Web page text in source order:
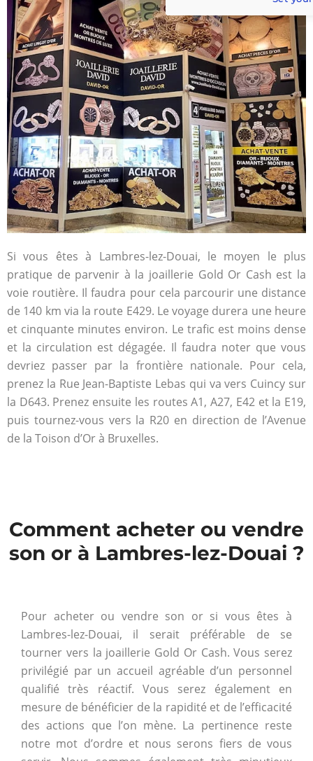
Si vous êtes à Lambres-lez-Douai, le moyen le plus
pratique de parvenir à la joaillerie Gold Or Cash est la
voie routière. Il faudra pour cela parcourir une distance
de 140 km via la route E429. Le voyage durera une heure
et cinquante minutes environ. Le trafic est moins dense
et la circulation est dégagée. Il faudra noter que vous
devriez passer par la frontière nationale. Pour cela,
prenez la Rue Jean-Baptiste Lebas qui va vers Cuincy sur
la D643. Prenez ensuite les routes A1, A27, E42 et la E19,
puis tournez-vous vers la R20 en direction de l’Avenue
de la Toison d’Or à Bruxelles.
Comment acheter ou vendre
son or à Lambres-lez-Douai ?
Pour acheter ou vendre son or si vous êtes à
Lambres-lez-Douai, il serait préférable de se
tourner vers la joaillerie Gold Or Cash. Vous serez
privilégié par un accueil agréable d’un personnel
qualifié très réactif. Vous serez également en
mesure de bénéficier de la rapidité et de l’efficacité
des actions que l’on mène. La pertinence reste
notre mot d’ordre et nous serons fiers de vous